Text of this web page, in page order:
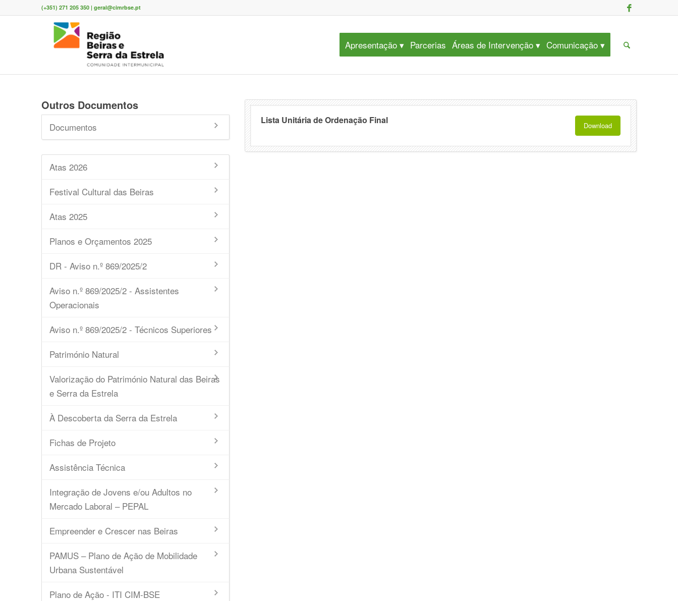
(+351) 271 205 350 | geral@cimrbse.pt
Apresentação Parcerias Áreas de Intervenção Comunicação
Outros Documentos
Documentos
Atas 2026
Festival Cultural das Beiras
Atas 2025
Planos e Orçamentos 2025
DR - Aviso n.º 869/2025/2
Aviso n.º 869/2025/2 - Assistentes
Operacionais
Aviso n.º 869/2025/2 - Técnicos Superiores
Património Natural
Valorização do Património Natural das Beiras
e Serra da Estrela
À Descoberta da Serra da Estrela
Fichas de Projeto
Assistência Técnica
Integração de Jovens e/ou Adultos no
Mercado Laboral – PEPAL
Empreender e Crescer nas Beiras
PAMUS – Plano de Ação de Mobilidade
Urbana Sustentável
Plano de Ação - ITI CIM-BSE
Lista Unitária de Ordenação Final Download